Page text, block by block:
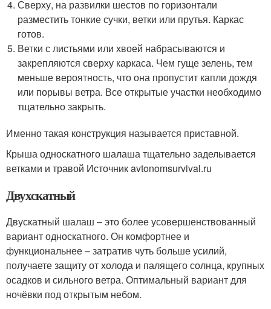
Сверху, на развилки шестов по горизонтали
разместить тонкие сучки, ветки или прутья. Каркас
готов.
Ветки с листьями или хвоей набрасываются и
закрепляются сверху каркаса. Чем гуще зелень, тем
меньше вероятность, что она пропустит капли дождя
или порывы ветра. Все открытые участки необходимо
тщательно закрыть.
Именно такая конструкция называется приставной.
Крыша односкатного шалаша тщательно заделывается
ветками и травой Источник avtonomsurvival.ru
Двухскатный
Двускатный шалаш – это более усовершенствованный
вариант односкатного. Он комфортнее и
функциональнее – затратив чуть больше усилий,
получаете защиту от холода и палящего солнца, крупных
осадков и сильного ветра. Оптимальный вариант для
ночёвки под открытым небом.